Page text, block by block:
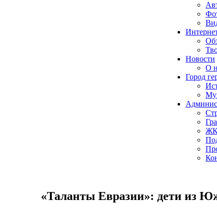
Новости
О
Город
«Таланты Евразии»: дети из